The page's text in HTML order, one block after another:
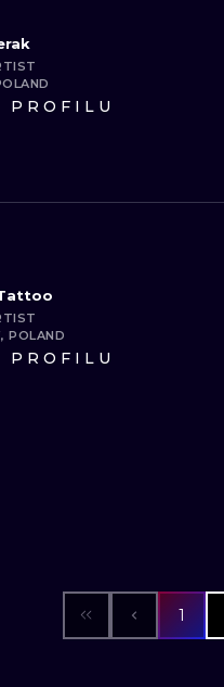
PROFILU
POLAND
PROFILU
1